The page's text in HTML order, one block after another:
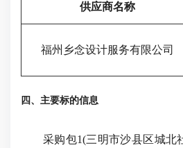
供应商名称
福州乡念设计服务有限公司
四、主要标的信息
采购包1(三明市沙县区城北